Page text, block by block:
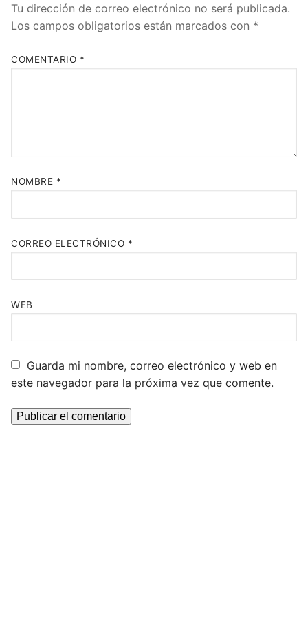
Tu dirección de correo electrónico no será publicada.
Los campos obligatorios están marcados con *
COMENTARIO *
NOMBRE *
CORREO ELECTRÓNICO *
WEB
Guarda mi nombre, correo electrónico y web en
este navegador para la próxima vez que comente.